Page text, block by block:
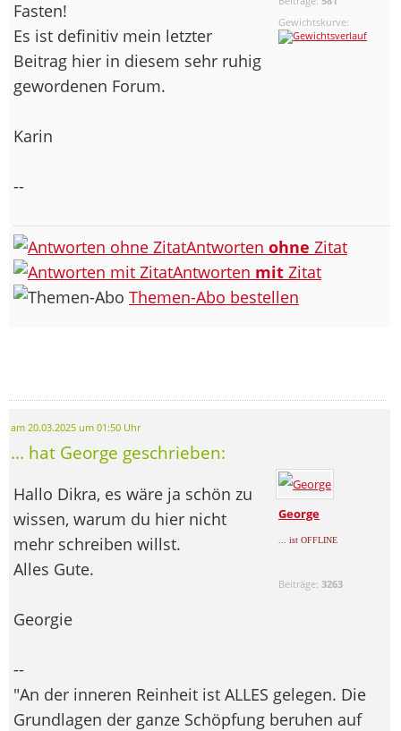
Gewichtskurve:
Fasten!
Es ist definitiv mein letzter
Beitrag hier in diesem sehr ruhig
gewordenen Forum.
Karin
--
Antworten ohne Zitat
Antworten mit Zitat
Themen-Abo bestellen
am 20.03.2025 um 01:50 Uhr
... hat George geschrieben:
George
... ist OFFLINE
Beiträge:3263
Hallo Dikra, es wäre ja schön zu
wissen, warum du hier nicht
mehr schreiben willst.
Alles Gute.
Georgie
--
"An der inneren Reinheit ist ALLES gelegen. Die
Grundlagen der ganze Schöpfung beruhen auf